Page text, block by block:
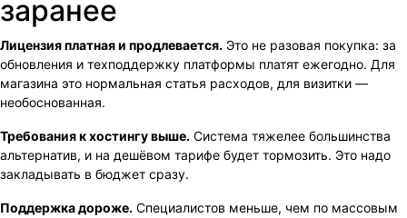
заранее
Лицензия платная и продлевается. Это не разовая покупка: за
обновления и техподдержку платформы платят ежегодно. Для
магазина это нормальная статья расходов, для визитки —
необоснованная.
Требования к хостингу выше. Система тяжелее большинства
альтернатив, и на дешёвом тарифе будет тормозить. Это надо
закладывать в бюджет сразу.
Поддержка дороже. Специалистов меньше, чем по массовым